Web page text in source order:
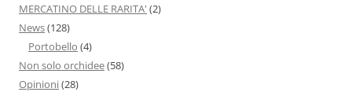
MERCATINO DELLE RARITA' (2)
News(128)
Portobello (4)
Non solo orchidee(58)
Opinioni(28)